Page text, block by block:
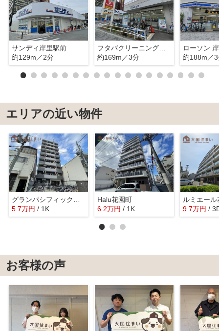
サンディ岸里駅前
約129m／2分
フタバクリーニング岸里
約169m／3分
ローソン
約188m／
エリアの近い物件
5.7万円 / 1K
Halu花園町
6.2万円 / 1K
ルミエール
9.7万円 /
お客様の声